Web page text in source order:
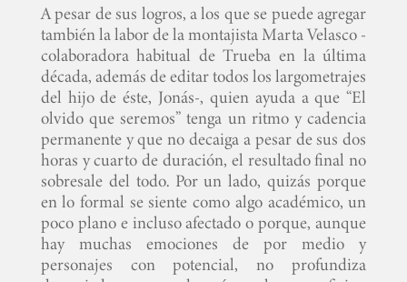
TECNOVITOS
T-
PLUS
EVENTOS
A pesar de sus logros, a los que se puede agregar
también la labor de la montajista Marta Velasco -
colaboradora habitual de Trueba en la última
década, además de editar todos los largometrajes
del hijo de éste, Jonás-, quien ayuda a que “El
olvido que seremos” tenga un ritmo y cadencia
permanente y que no decaiga a pesar de sus dos
horas y cuarto de duración, el resultado final no
sobresale del todo. Por un lado, quizás porque
en lo formal se siente como algo académico, un
poco plano e incluso afectado o porque, aunque
hay muchas emociones de por medio y
personajes con potencial, no profundiza